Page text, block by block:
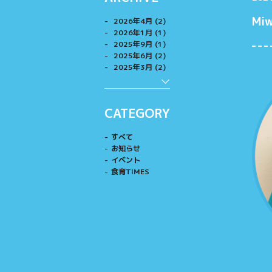
2026年4月 (2)
2026年1月 (1)
2025年9月 (1)
2025年6月 (2)
2025年3月 (2)
CATEGORY
すべて
お知らせ
イベント
食育TIMES